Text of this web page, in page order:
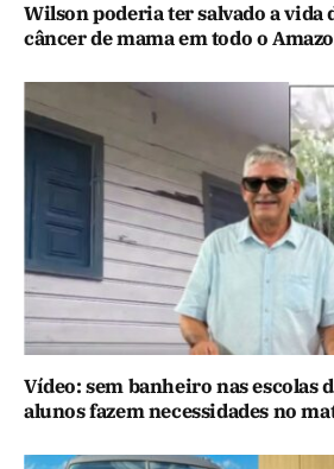
Wilson poderia ter salvado a vida
câncer de mama em todo o
Vídeo: sem banheiro nas escolas
alunos fazem necessidades no